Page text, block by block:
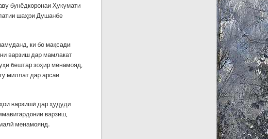
бунёдкоронаи Ҳукумати
шаҳри Душанбе
ки бо мақсади
варзиш дар мамлакат
бештар зоҳир менамояд,
миллат дар арсаи
варзишӣ дар ҳудуди
варзиш,
менамоянд.